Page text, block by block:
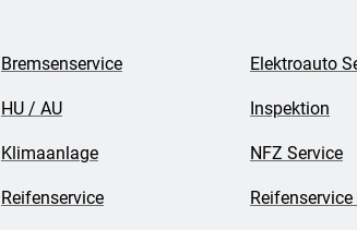
Bremsenservice Elektroauto
HU / AU Inspektion
Klimaanlage NFZ Service
Reifenservice